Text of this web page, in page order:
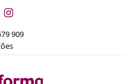
Instagram
909